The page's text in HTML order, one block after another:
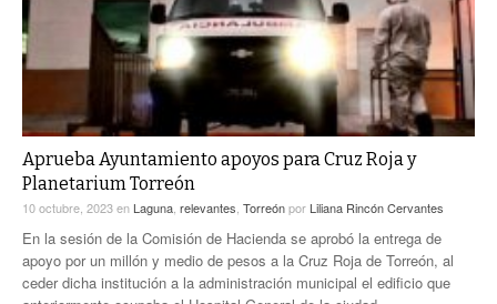
Aprueba Ayuntamiento apoyos para Cruz Roja y
Planetarium Torreón
10 octubre, 2023en Laguna relevantes Torreónpor Liliana Rincón Cervantes
En la sesión de la Comisión de Hacienda se aprobó la entrega de
apoyo por un millón y medio de pesos a la Cruz Roja de Torreón, al
ceder dicha institución a la administración municipal el edificio que